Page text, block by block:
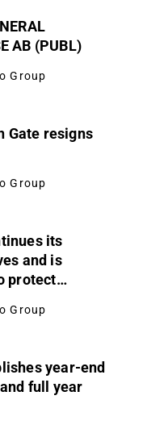
AB (PUBL)
Group
Gate resigns
Group
its
and is
protect
Group
year-end
full year